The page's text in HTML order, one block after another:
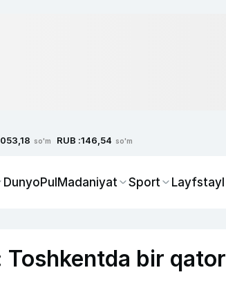
so'm RUB :146,54 so'm
DunyoPulMadaniyat Sport Layfstayl
Toshkentda bir qator